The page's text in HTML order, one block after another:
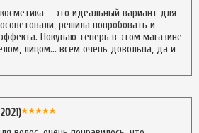
– это идеальный вариант для
решила попробовать и
Покупаю теперь в этом магазине
лицом… всем очень довольна, да и